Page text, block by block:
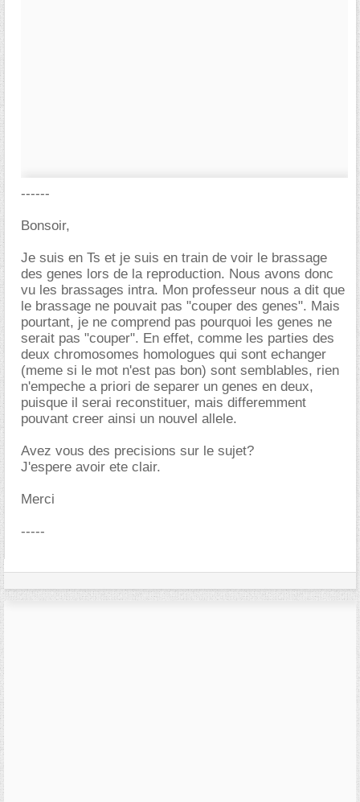
------
Bonsoir,
Je suis en Ts et je suis en train de voir le brassage
des genes lors de la reproduction. Nous avons donc
vu les brassages intra. Mon professeur nous a dit que
le brassage ne pouvait pas "couper des genes". Mais
pourtant, je ne comprend pas pourquoi les genes ne
serait pas "couper". En effet, comme les parties des
deux chromosomes homologues qui sont echanger
(meme si le mot n'est pas bon) sont semblables, rien
n'empeche a priori de separer un genes en deux,
puisque il serai reconstituer, mais differemment
pouvant creer ainsi un nouvel allele.
Avez vous des precisions sur le sujet?
J'espere avoir ete clair.
Merci
-----